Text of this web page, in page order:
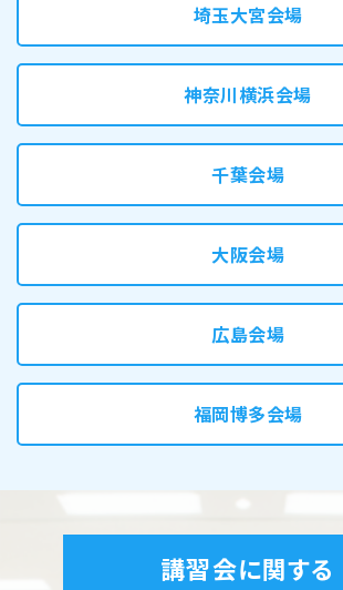
埼玉大宮会場
神奈川横浜会場
千葉会場
大阪会場
広島会場
福岡博多会場
講習会に関する